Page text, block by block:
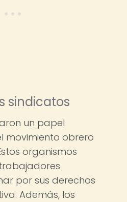
sindicatos
un papel
movimiento obrero
organismos
por sus derechos
Además, los